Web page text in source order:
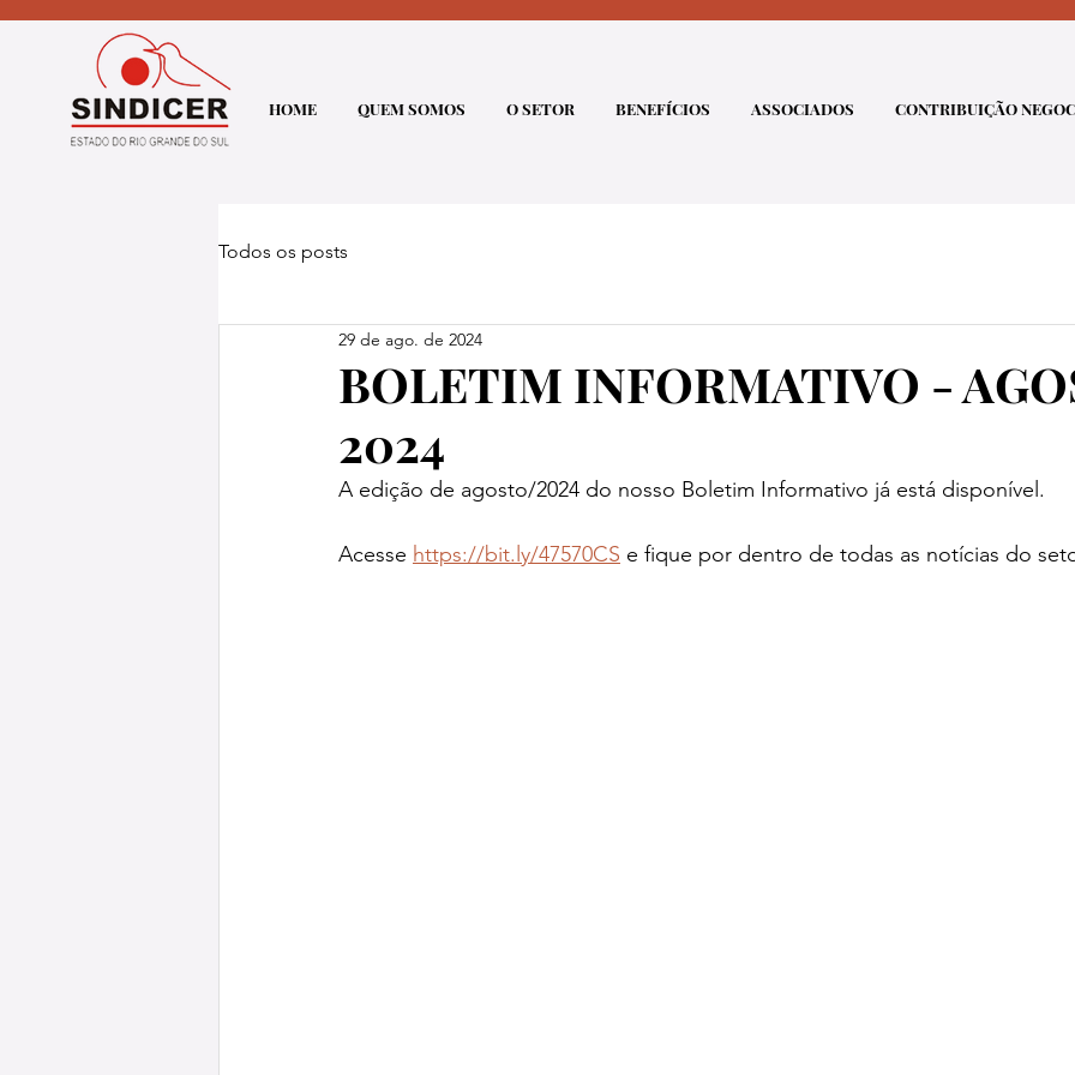
HOME QUEM SOMOS O SETOR BENEFÍCIOS ASSOCIADOS CONTRIBUIÇÃO
Todos os posts
BOLETIM INFORMATIVO -
2024
29 de ago. de 2024
A edição de agosto/2024 do nosso Boletim Informativo já está disponível.
Acesse https://bit.ly/47570CS e fique por dentro de todas as notícias do